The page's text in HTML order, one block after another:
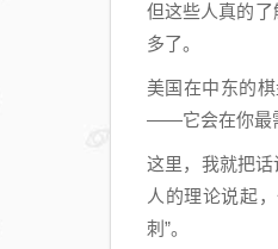
但这些人真的
多了。
美国在中东的
——它会在你最
这里，我就把
人的理论说起
刺”。